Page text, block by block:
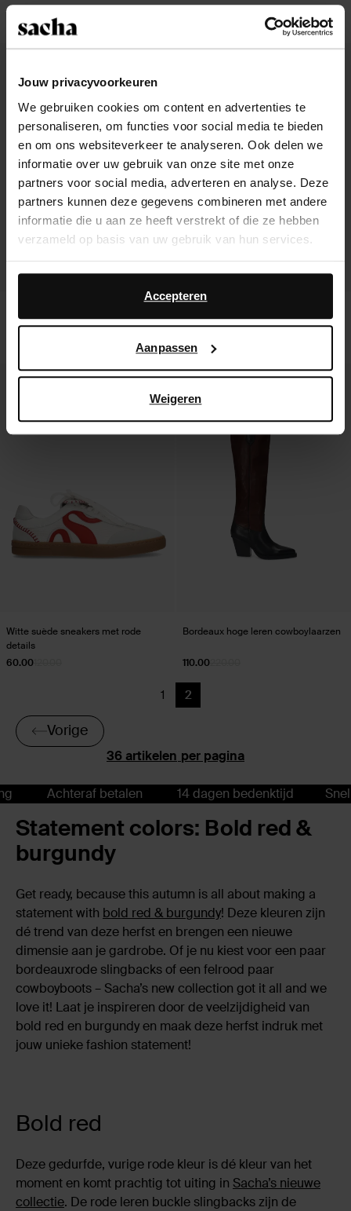
Jouw privacyvoorkeuren
We gebruiken cookies om content en advertenties te
personaliseren, om functies voor social media te bieden
en om ons websiteverkeer te analyseren. Ook delen we
informatie over uw gebruik van onze site met onze
partners voor social media, adverteren en analyse. Deze
partners kunnen deze gegevens combineren met andere
informatie die u aan ze heeft verstrekt of die ze hebben
verzameld op basis van uw gebruik van hun services.
Daarnaast werken wij samen met Google voor
advertentie- en meetdoeleinden. Meer informatie over
hoe Google uw persoonsgegevens gebruikt, vindt u op
Accepteren
Aanpassen
Weigeren
130.00
65.00
brede schacht
200.00
Witte suède sneakers met rode
details
60.00
- 50%
Bordeaux hoge leren cowboylaarzen
110.00
- 50%
per pagina
Vorige
Vorige
1
Huidige pagina
2
Achteraf betalen 14 dagen bedenktijd
Statement colors: Bold red &
burgundy
Get ready, because this autumn is all about making a
statement with bold red & burgundy! Deze kleuren zijn
dé trend van deze herfst en brengen een nieuwe
dimensie aan je gardrobe. Of je nu kiest voor een paar
bordeauxrode slingbacks of een felrood paar
cowboyboots – Sacha’s new collection got it all and we
love it! Laat je inspireren door de veelzijdigheid van
bold red en burgundy en maak deze herfst indruk met
jouw unieke fashion statement!
Bold red
Deze gedurfde, vurige rode kleur is dé kleur van het
moment en komt prachtig tot uiting in Sacha’s nieuwe
collectie. De rode leren buckle slingbacks zijn de